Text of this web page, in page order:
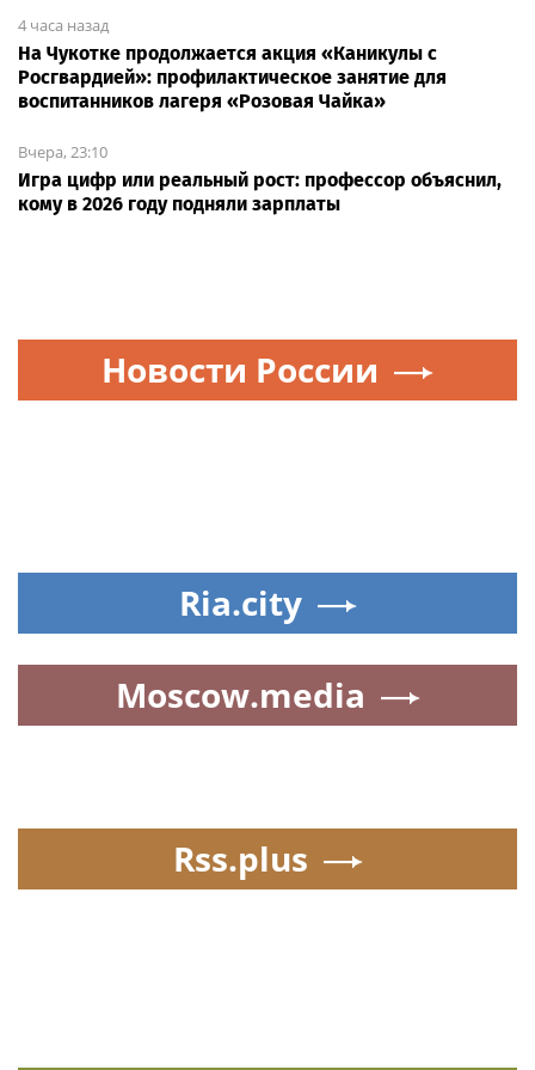
4 часа назад
На Чукотке продолжается акция «Каникулы с
Росгвардией»: профилактическое занятие для
воспитанников лагеря «Розовая Чайка»
Вчера, 23:10
Игра цифр или реальный рост: профессор объяснил,
кому в 2026 году подняли зарплаты
Новости России
Ria.city
Moscow.media
Rss.plus